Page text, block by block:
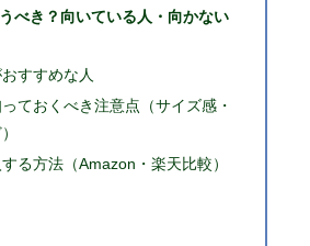
べき？向いている人・向かない
すすめな人
ておくべき注意点（サイズ感・
る方法（Amazon・楽天比較）